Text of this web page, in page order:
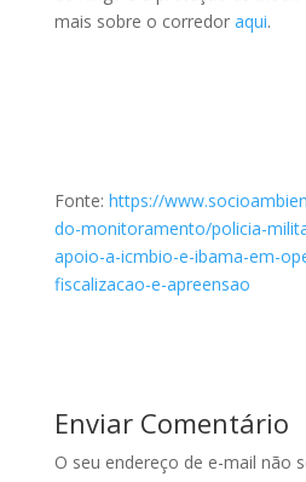
mais sobre o corredor aqui.
Fonte: https://
do-monitoramento/policia-
apoio-a-icmbio-e-ibama-em-
fiscalizacao-e-apreensao
Enviar Comentário
O seu endereço de e-mail não